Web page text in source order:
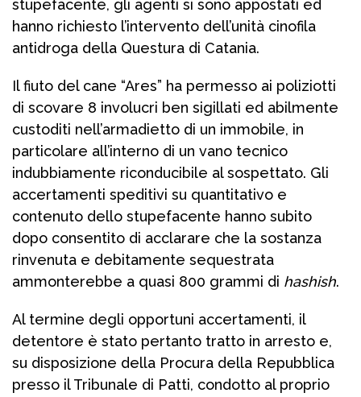
stupefacente, gli agenti si sono appostati ed
hanno richiesto l’intervento dell’unità cinofila
antidroga della Questura di Catania.
Il fiuto del cane “Ares” ha permesso ai poliziotti
di scovare 8 involucri ben sigillati ed abilmente
custoditi nell’armadietto di un immobile, in
particolare all’interno di un vano tecnico
indubbiamente riconducibile al sospettato. Gli
accertamenti speditivi su quantitativo e
contenuto dello stupefacente hanno subito
dopo consentito di acclarare che la sostanza
rinvenuta e debitamente sequestrata
ammonterebbe a quasi 800 grammi di hashish.
Al termine degli opportuni accertamenti, il
detentore è stato pertanto tratto in arresto e,
su disposizione della Procura della Repubblica
presso il Tribunale di Patti, condotto al proprio